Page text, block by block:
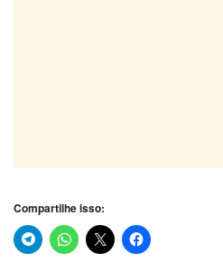
Compartilhe isso: